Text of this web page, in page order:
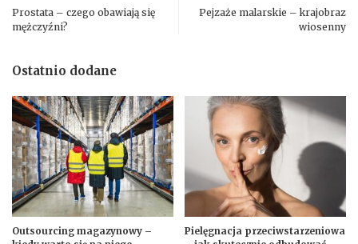
Prostata – czego obawiają się
mężczyźni?
Pejzaże malarskie – krajobraz
wiosenny
Ostatnio dodane
Outsourcing magazynowy –
Pielęgnacja przeciwstarzeniowa